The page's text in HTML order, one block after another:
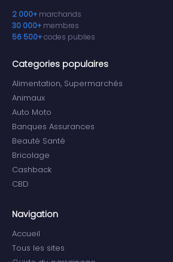
2 000+ marchands
30 000+ membres
56 500+codes publies
Categories populaires
Alimentation, Supermarchés
Animaux
Auto Moto
Banques Assurances
Beauté Santé
Bricolage
Cashback
CBD
Navigation
Accueil
Tous les sites